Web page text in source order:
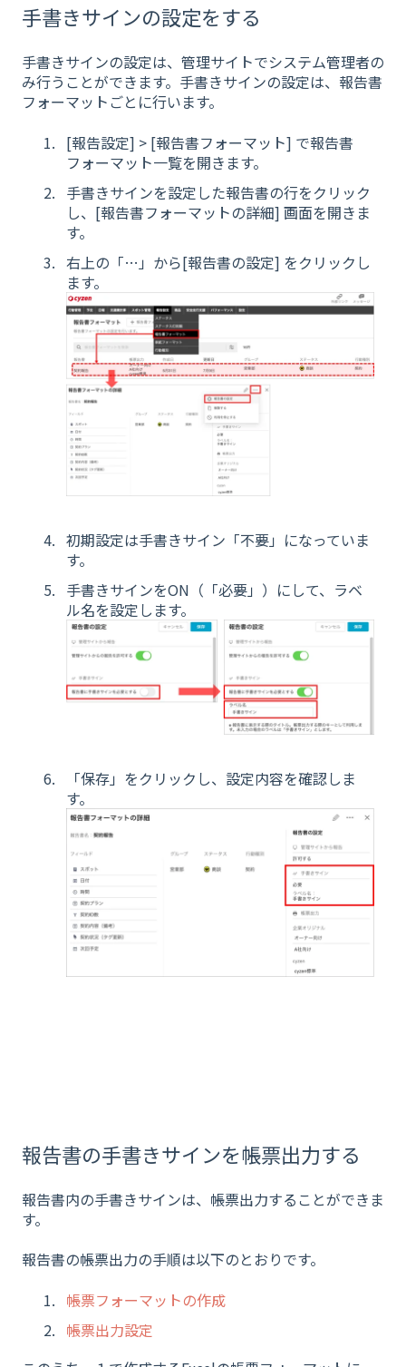
手書きサインの設定をする
手書きサインの設定は、管理サイトでシステム管理者の
み行うことができます。手書きサインの設定は、報告書
フォーマットごとに行います。
[報告設定] > [報告書フォーマット] で報告書
フォーマット一覧を開きます。
手書きサインを設定した報告書の行をクリック
し、[報告書フォーマットの詳細] 画面を開きま
す。
右上の「…」から[報告書の設定] をクリックし
ます。
初期設定は手書きサイン「不要」になっていま
す。
手書きサインをON（「必要」）にして、ラベ
ル名を設定します。
「保存」をクリックし、設定内容を確認しま
す。
報告書の手書きサインを帳票出力する
報告書内の手書きサインは、帳票出力することができま
す。
報告書の帳票出力の手順は以下のとおりです。
帳票フォーマットの作成
帳票出力設定